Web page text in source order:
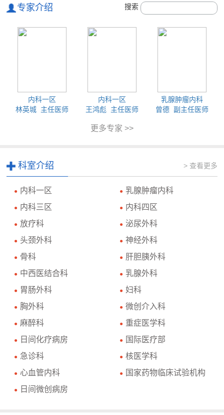
专家介绍 搜索
内科一区
林英城 主任医师
内科一区
王鸿彪 主任医师
乳腺肿瘤内科
曾德 副主任医师
更多专家 >>
科室介绍 > 查看更多
● 内科一区 ● 乳腺肿瘤内科
● 内科三区 ● 内科四区
● 放疗科 ● 泌尿外科
● 头颈外科 ● 神经外科
● 骨科 ● 肝胆胰外科
● 中西医结合科 ● 乳腺外科
● 胃肠外科 ● 妇科
● 胸外科 ● 微创介入科
● 麻醉科 ● 重症医学科
● 日间化疗病房 ● 国际医疗部
● 急诊科 ● 核医学科
● 心血管内科 ● 国家药物临床试验机构
● 日间微创病房